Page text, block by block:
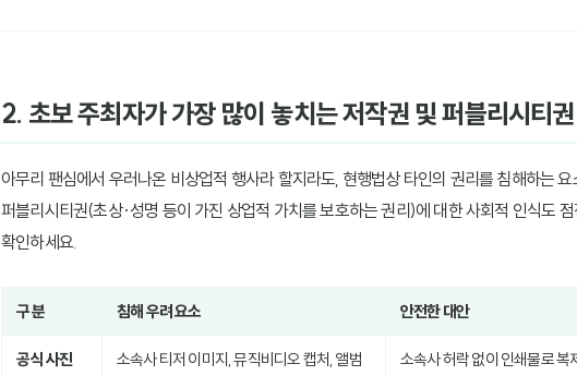
2. 초보 주최자가 가장 많이 놓치는 저작권 및 퍼블리시티
아무리 팬심에서 우러나온 비상업적 행사라 할지라도, 현행법상 타인의 권리를 침해하는
퍼블리시티권(초상·성명 등이 가진 상업적 가치를 보호하는 권리)에 대한 사회적 인식도
확인하세요.
구 분 침해 우려 요소 안전한 대안
공식 사진
소속사 티저 이미지, 뮤직비디오 캡처, 앨범
소속사 허락 없이 인쇄물로 복